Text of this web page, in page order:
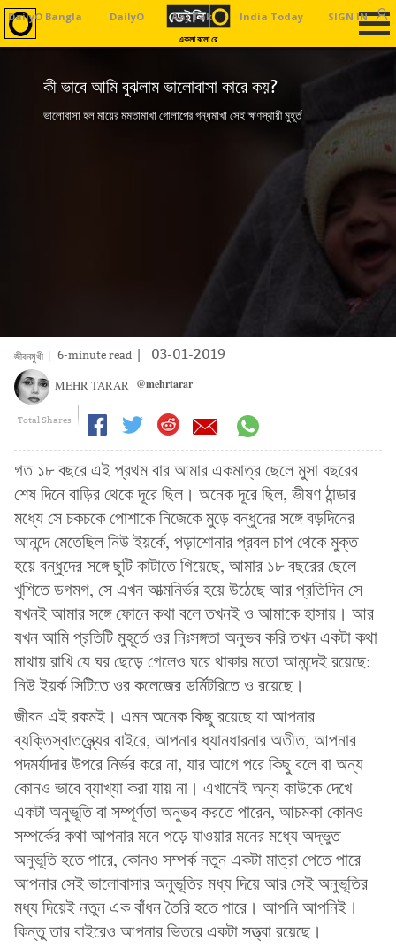
DailyO Bangla DailyO Aaj Tak India Today Business
SIGN IN
একলা বলো রে
কী ভাবে আমি বুঝলাম ভালোবাসা কারে কয়?
ভালোবাসা হল মায়ের মমতামাখা গোলাপের গন্ধমাখা সেই ক্ষণস্থায়ী মুহূর্ত
জীবনমুখী | 6-minute read | 03-01-2019
MEHR TARAR @mehrtarar
Total Shares
গত ১৮ বছরে এই প্রথম বার আমার একমাত্র ছেলে মুসা বছরের
শেষ দিনে বাড়ির থেকে দূরে ছিল। অনেক দূরে ছিল, ভীষণ ঠান্ডার
মধ্যে সে চকচকে পোশাকে নিজেকে মুড়ে বন্ধুদের সঙ্গে বড়দিনের
আনন্দে মেতেছিল নিউ ইয়র্কে, পড়াশোনার প্রবল চাপ থেকে মুক্ত
হয়ে বন্ধুদের সঙ্গে ছুটি কাটাতে গিয়েছে, আমার ১৮ বছরের ছেলে
খুশিতে ডগমগ, সে এখন আত্মনির্ভর হয়ে উঠেছে আর প্রতিদিন সে
যখনই আমার সঙ্গে ফোনে কথা বলে তখনই ও আমাকে হাসায়। আর
যখন আমি প্রতিটি মুহূর্তে ওর নিঃসঙ্গতা অনুভব করি তখন একটা কথা
মাথায় রাখি যে ঘর ছেড়ে গেলেও ঘরে থাকার মতো আনন্দেই রয়েছে:
নিউ ইয়র্ক সিটিতে ওর কলেজের ডর্মিটরিতে ও রয়েছে।
জীবন এই রকমই। এমন অনেক কিছু রয়েছে যা আপনার
ব্যক্তিস্বাতন্ত্র্যের বাইরে, আপনার ধ্যানধারনার অতীত, আপনার
পদমর্যাদার উপরে নির্ভর করে না, যার আগে পরে কিছু বলে বা অন্য
কোনও ভাবে ব্যাখ্যা করা যায় না। এখানেই অন্য কাউকে দেখে
একটা অনুভূতি বা সম্পূর্ণতা অনুভব করতে পারেন, আচমকা কোনও
সম্পর্কের কথা আপনার মনে পড়ে যাওয়ার মনের মধ্যে অদ্ভুত
অনুভূতি হতে পারে, কোনও সম্পর্ক নতুন একটা মাত্রা পেতে পারে
আপনার সেই ভালোবাসার অনুভূতির মধ্য দিয়ে আর সেই অনুভূতির
মধ্য দিয়েই নতুন এক বাঁধন তৈরি হতে পারে। আপনি আপনিই।
কিন্তু তার বাইরেও আপনার ভিতরে একটা সত্ত্বা রয়েছে।